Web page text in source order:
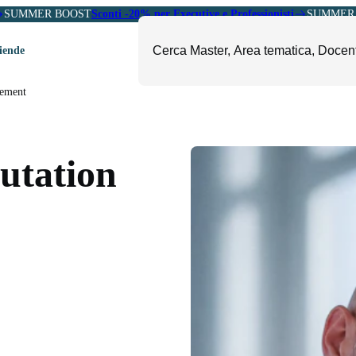
SUMMER BOOSTSconti -20% per Executive e Professionisti
e Soft Skills
Ambiente
Food, Beverage e Turismo